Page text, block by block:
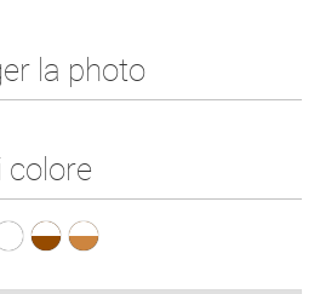
la photo
colore
G.165 LEX Blanc -
G.165 LEX